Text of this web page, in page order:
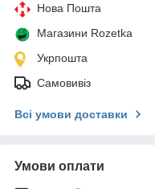
Нова Пошта
Магазини Rozetka
Укрпошта
Самовивіз
Всі умови доставки
Умови оплати